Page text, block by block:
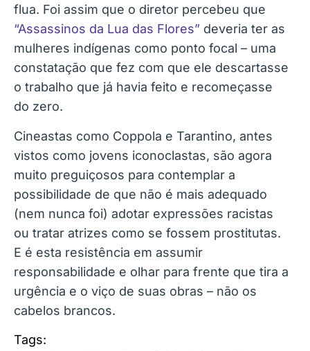
flua. Foi assim que o diretor percebeu que
“Assassinos da Lua das Flores” deveria ter as
mulheres indígenas como ponto focal – uma
constatação que fez com que ele descartasse
o trabalho que já havia feito e recomeçasse
do zero.
Cineastas como Coppola e Tarantino, antes
vistos como jovens iconoclastas, são agora
muito preguiçosos para contemplar a
possibilidade de que não é mais adequado
(nem nunca foi) adotar expressões racistas
ou tratar atrizes como se fossem prostitutas.
E é esta resistência em assumir
responsabilidade e olhar para frente que tira a
urgência e o viço de suas obras – não os
cabelos brancos.
Tags: